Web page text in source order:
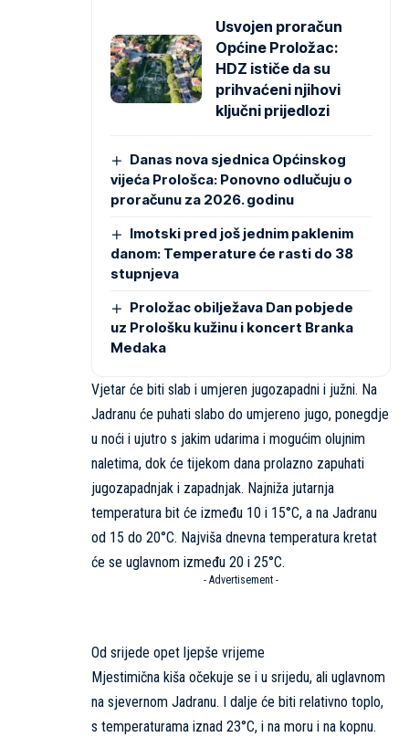
Usvojen proračun
Općine Proložac:
HDZ ističe da su
prihvaćeni njihovi
ključni prijedlozi
Danas nova sjednica Općinskog
vijeća Prološca: Ponovno odlučuju o
proračunu za 2026. godinu
Imotski pred još jednim paklenim
danom: Temperature će rasti do 38
stupnjeva
Proložac obilježava Dan pobjede
uz Prološku kužinu i koncert Branka
Medaka
Vjetar će biti slab i umjeren jugozapadni i južni. Na
Jadranu će puhati slabo do umjereno jugo, ponegdje
u noći i ujutro s jakim udarima i mogućim olujnim
naletima, dok će tijekom dana prolazno zapuhati
jugozapadnjak i zapadnjak. Najniža jutarnja
temperatura bit će između 10 i 15°C, a na Jadranu
od 15 do 20°C. Najviša dnevna temperatura kretat
će se uglavnom između 20 i 25°C.
- Advertisement -
Od srijede opet ljepše vrijeme
Mjestimična kiša očekuje se i u srijedu, ali uglavnom
na sjevernom Jadranu. I dalje će biti relativno toplo,
s temperaturama iznad 23°C, i na moru i na kopnu.